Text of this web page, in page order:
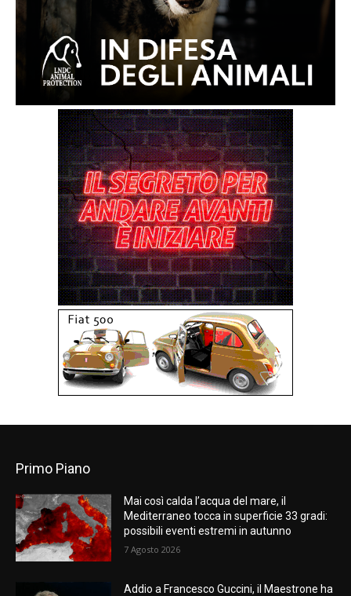
Primo Piano
Mai così calda l’acqua del mare, il
Mediterraneo tocca in superficie 33 gradi:
possibili eventi estremi in autunno
7 Agosto 2026
Addio a Francesco Guccini, il Maestrone ha